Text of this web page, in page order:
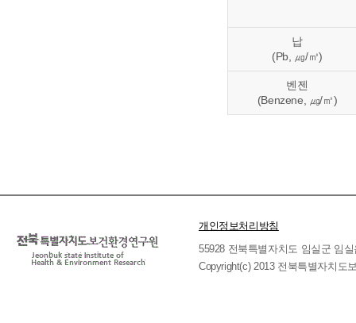
납
(Pb, ㎍/㎥)
벤젠
(Benzene, ㎍/㎥)
개인정보처리방침
55928 전북특별자치도 임실군 임
Copyright(c) 2013 전북특별자치도